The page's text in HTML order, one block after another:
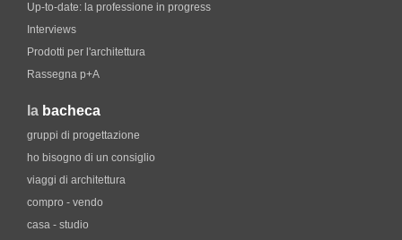
Up-to-date: la professione in progress
Interviews
Prodotti per l'architettura
Rassegna p+A
la bacheca
gruppi di progettazione
ho bisogno di un consiglio
viaggi di architettura
compro - vendo
casa - studio